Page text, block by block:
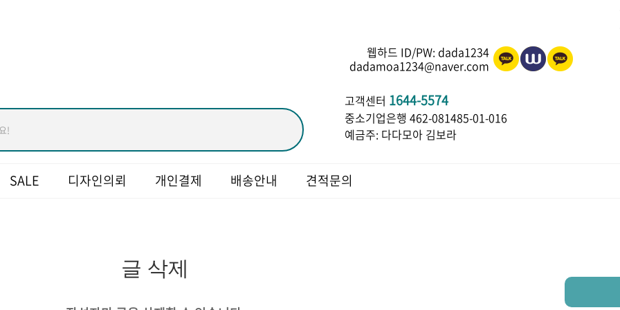
웹하드 ID/PW: dada1234
dadamoa1234@naver.com
고객센터 1644-5574
중소기업은행 462-081485-01-016
예금주: 다다모아 김보라
SALE 디자인의뢰 개인결제 배송안내 견적문의
글 삭제